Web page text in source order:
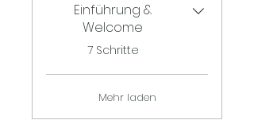
Einführung &
Welcome
.
7 Schritte
Mehr laden